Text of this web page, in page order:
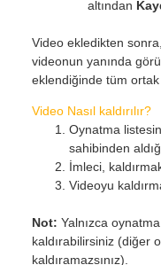
altından
Video ekledikten
videonun yanında
eklendiğinde tüm ortak
Video Nasıl kaldırılır?
Oynatma
sahibinden
İmleci,
Videoyu
Not: Yalnızca
kaldırabilirsiniz (diğer
kaldıramazsınız).